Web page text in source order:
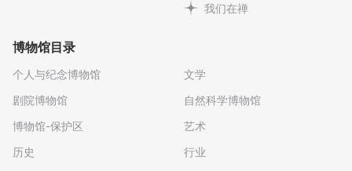
我们在禅
博物馆目录
个人与纪念博物馆
剧院博物馆
博物馆-保护区
历史
文学
自然科学博物馆
艺术
行业